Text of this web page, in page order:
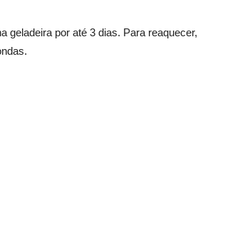
geladeira por até 3 dias. Para reaquecer,